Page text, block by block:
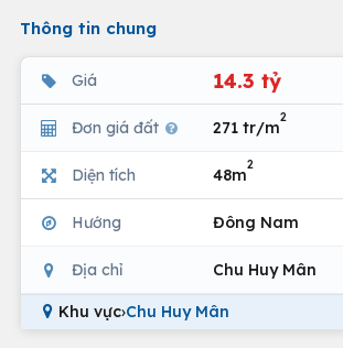
Thông tin chung
Giá 14.3 tỷ
Đơn giá đất 271 tr/m
2
Diện tích 48m
2
Hướng Đông Nam
Địa chỉ Chu Huy Mân
Khu vực›Chu Huy Mân